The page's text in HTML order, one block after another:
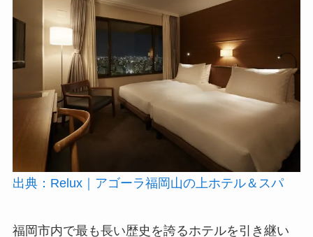
出典：Relux｜アゴーラ福岡山の上ホテル＆スパ
福岡市内で最も長い歴史を誇るホテルを引き継い